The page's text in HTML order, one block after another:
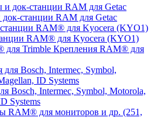
станции RAM для Getac
RAM® для Kyocera (KYO1)
Крепления RAM® для
Bosch, Intermec, Symbol, Motorola,
Systems